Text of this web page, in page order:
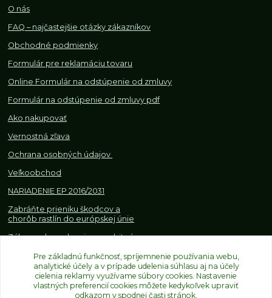
O nás
FAQ – najčastejšie otázky zákazníkov
Obchodné podmienky
Formulár pre reklamáciu tovaru
Online Formulár na odstúpenie od zmluvy
Formulár na odstúpenie od zmluvy pdf
Ako nakupovať
Vernostná zľava
Ochrana osobných údajov
Veľkoobchod
NARIADENIE EP 2016/2031
Zabráňte prieniku škodcov a
chorôb rastlín do európskej únie
Zákazy, obmedzenia a osobitné
obchodovaní s rastlinami
Pre základnú funkčnosť, spríjemnenie používania webu,
analytické účely a v prípade udelenia súhlasu aj na účely
cielenia reklamy využívame súbory cookies. Nastavenie
vlastných preferencií cookies môžete kedykoľvek upraviť
odkazom v spodnej časti stránok.